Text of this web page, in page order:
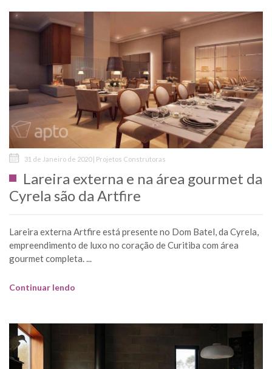
31 de Janeiro de 2020 | Projetos Construtoras
Lareira externa e na área gourmet da
Cyrela são da Artfire
Lareira externa Artfire está presente no Dom Batel, da Cyrela,
empreendimento de luxo no coração de Curitiba com área
gourmet completa. ...
Continuar lendo